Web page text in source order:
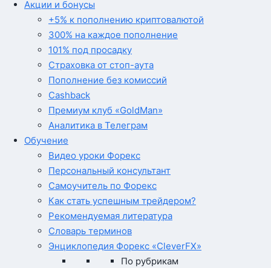
Акции и бонусы
+5% к пополнению криптовалютой
300% на каждое пополнение
101% под просадку
Страховка от стоп-аута
Пополнение без комиссий
Cashback
Премиум клуб «GoldMan»
Аналитика в Телеграм
Обучение
Видео уроки Форекс
Персональный консультант
Самоучитель по Форекс
Как стать успешным трейдером?
Рекомендуемая литература
Словарь терминов
Энциклопедия Форекс «CleverFX»
По рубрикам